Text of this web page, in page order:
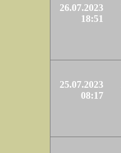
26.07.2023
18:51
25.07.2023
08:17